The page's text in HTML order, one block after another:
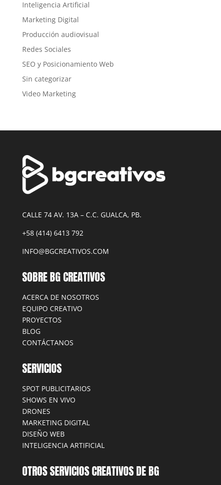
Inteligencia Artificial
Marketing Digital
Producción audiovisual
Redes Sociales
SEO y Posicionamiento Web
Sin categorizar
Video Marketing
CALLE 74 AV. 13A – C.C. GUALCA, PB.
+58 (414) 6413 792
INFO@BGCREATIVOS.COM
SOBRE BG CREATIVOS
ACERCA DE NOSOTROS
EQUIPO CREATIVO
PROYECTOS
BLOG
CONTÁCTANOS
SERVICIOS
SPOT PUBLICITARIOS
SHOWS EN VIVO
DRONES
MARKETING DIGITAL
DISEÑO WEB
INTELIGENCIA ARTIFICIAL
OTROS SERVICIOS CREATIVOS DE BG